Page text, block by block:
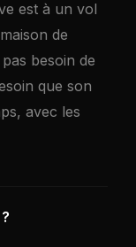
est à un vol
de
besoin de
que son
avec les